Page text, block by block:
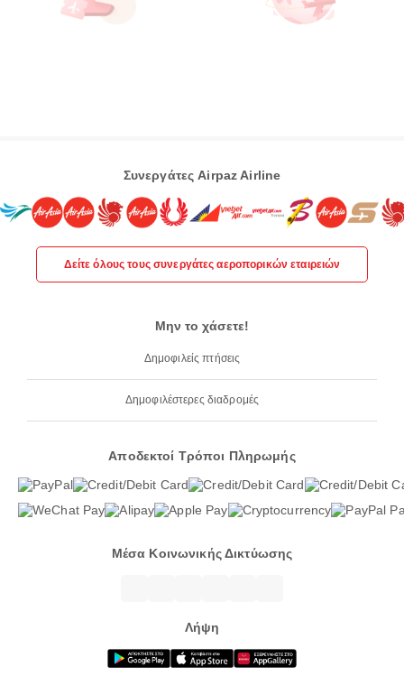
Συνεργάτες Airpaz Airline
Δείτε όλους τους συνεργάτες αεροπορικών εταιρειών
Μην το χάσετε!
Δημοφιλείς πτήσεις
Δημοφιλέστερες διαδρομές
Αποδεκτοί Τρόποι Πληρωμής
Μέσα Κοινωνικής Δικτύωσης
Λήψη